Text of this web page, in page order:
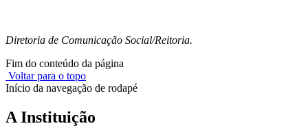
Diretoria de Comunicação Social/Reitoria.
Fim do conteúdo da página
Voltar para o topo
Início da navegação de rodapé
A Instituição